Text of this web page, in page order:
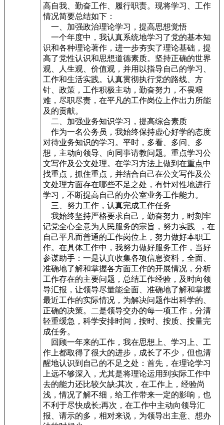
高自我、勤奋工作、履行职责。现将学习、工作
情况简要总结如下：
一、加强政治理论学习，提高思想觉悟
一个年度中，我认真系统地学习了党的基本知
识和各种理论著作，进一步夯实了理论基础，提
高了党性认识和思想道德素质。坚持正确的世界
观、人生观、价值观，并用以指导自己的学习、
工作和生活实践。认真贯彻执行党的路线、方
针、政策，工作积极主动，勤奋努力，不畏艰
难，尽职尽责，在平凡的工作岗位上作出力所能
及的贡献。
二、加强业务知识学习，提高综合素质
作为一名公务员，我始终保持虚心好学的态度
对待业务知识的学习。平时，多看、多问、多
想，主动向领导、向同事请教问题。重点学习公
文写作及公文处理。在学习方法上做到在重点中
找重点，抓住重点，并结合自己在公文写作及公
文处理方面存在哪些不足之处，有针对性地进行
学习，不断提高自己的办公室业务工作能力。
三、努力工作，认真完成工作任务
我始终坚持严格要求自己，勤奋努力，时刻牢
记党全心全意为人民服务的宗旨，努力实践_，在
自己平凡而普通的工作岗位上，努力做好本职工
作。在具体工作中，我努力做好服务工作，当好
参谋助手：一是认真收集各项信息资料，全面、
准确地了解和掌握各方面工作的开展情况，分析
工作存在的主要问题，总结工作经验，及时向领
导汇报，让领导尽量能全面、准确地了解和掌握
最近工作的实际情况，为解决问题作出科学的、
正确的决策。二是领导交办的每一项工作，分清
轻重缓急，科学安排时间，按时、按质、按量完
成任务。
回顾一年来的工作，我在思想上、学习上、工
作上都取得了很大的进步，成长了不少，但也清
醒地认识到自己的不足之处：首先，在理论学习
上远不够深入，尤其是将理论运用到实际工作中
去的能力还比较欠缺;其次，在工作上，经验尚
浅，情况了解不细，给工作带来一定的影响，也
不利于尽快成长;再次，在工作中主动向领导汇
报、请示的多，相对来说，为领导出主意、想办